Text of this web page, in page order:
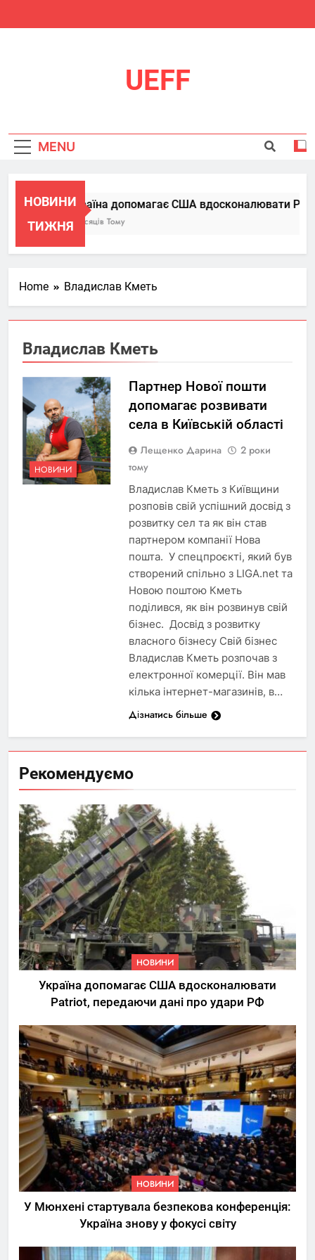
UEFF
MENU
НОВИНИ
ТИЖНЯ
Україна допомагає США вдосконалювати
6 Місяців Тому
Home Владислав Кметь
Владислав Кметь
НОВИНИ
Партнер Нової пошти
допомагає розвивати
села в Київській області
Лещенко Дарина
2 роки
тому
Владислав Кметь з Київщини
розповів свій успішний досвід з
розвитку сел та як він став
партнером компанії Нова
пошта. У спецпроєкті, який був
створений спільно з LIGA.net та
Новою поштою Кметь
поділився, як він розвинув свій
бізнес. Досвід з розвитку
власного бізнесу Свій бізнес
Владислав Кметь розпочав з
електронної комерції. Він мав
кілька інтернет-магазинів, в…
Дізнатись більше
Рекомендуємо
НОВИНИ
Україна допомагає США вдосконалювати
Patriot, передаючи дані про удари РФ
НОВИНИ
У Мюнхені стартувала безпекова конференція:
Україна знову у фокусі світу